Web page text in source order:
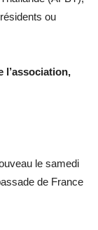
ou
l’association,
le samedi
de France